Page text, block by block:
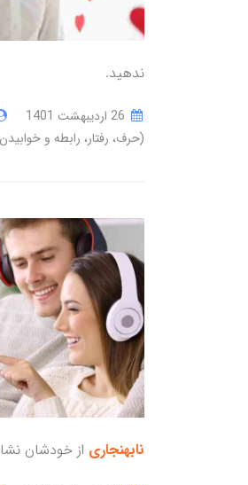
ندهید.
(حرف، رفتار، رابطه و
نابهنجاری از خودشان